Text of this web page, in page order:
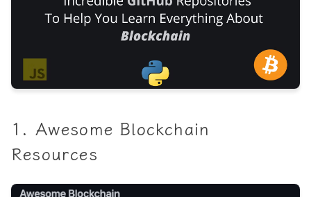
1. Awesome Blockchain
Resources